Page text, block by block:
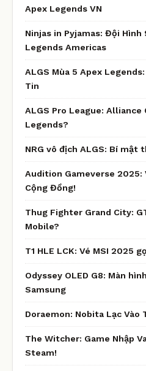
Apex Legends VN
Ninjas in Pyjamas: Đội Hình
Legends Americas
ALGS Mùa 5 Apex
Tin
ALGS Pro League: Alliance
Legends?
NRG vô địch ALGS: Bí mật
Audition Gameverse 2025:
Cộng Đồng!
Thug Fighter Grand City:
Mobile?
T1 HLE LCK: Vé MSI 2025
Odyssey OLED G8: Màn
Samsung
Doraemon: Nobita Lạc Vào
The Witcher: Game Nhập
Steam!